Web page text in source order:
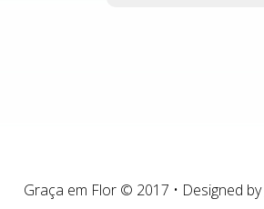
Graça em Flor © 2017 • Designed by